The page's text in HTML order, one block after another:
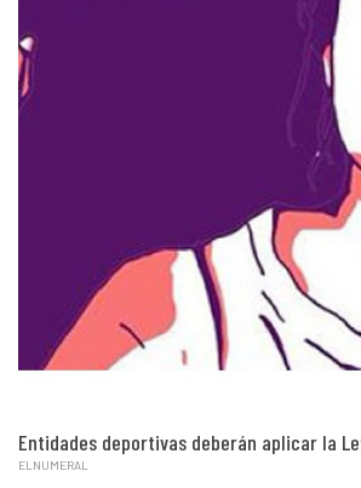
Entidades deportivas deberán aplicar la
ELNUMERAL